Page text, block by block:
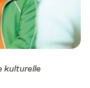
kulturelle